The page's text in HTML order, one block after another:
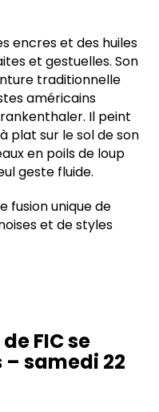
encres et des huiles
et gestuelles. Son
traditionnelle
américains
Il peint
plat sur le sol de son
en poils de loup
geste fluide.
fusion unique de
et de styles
FIC se
samedi 22